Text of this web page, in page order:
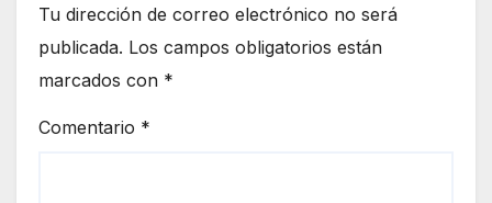
Tu dirección de correo electrónico no será
publicada. Los campos obligatorios están
marcados con *
Comentario *